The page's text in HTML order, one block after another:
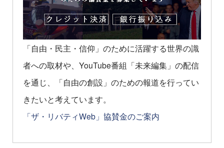
「自由・民主・信仰」のために活躍する世界の識
者への取材や、YouTube番組「未来編集」の配信
を通じ、「自由の創設」のための報道を行ってい
きたいと考えています。
「ザ・リバティWeb」協賛金のご案内